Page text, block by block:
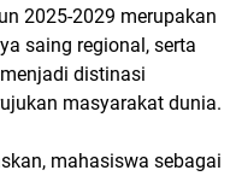
2025-2029 merupakan
saing regional, serta
distinasi
masyarakat dunia.
mahasiswa sebagai